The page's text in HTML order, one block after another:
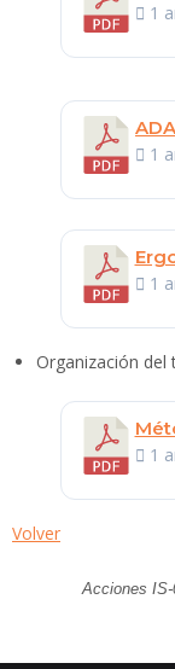
1
1
1
Organización del
1
Volver
Acciones IS-